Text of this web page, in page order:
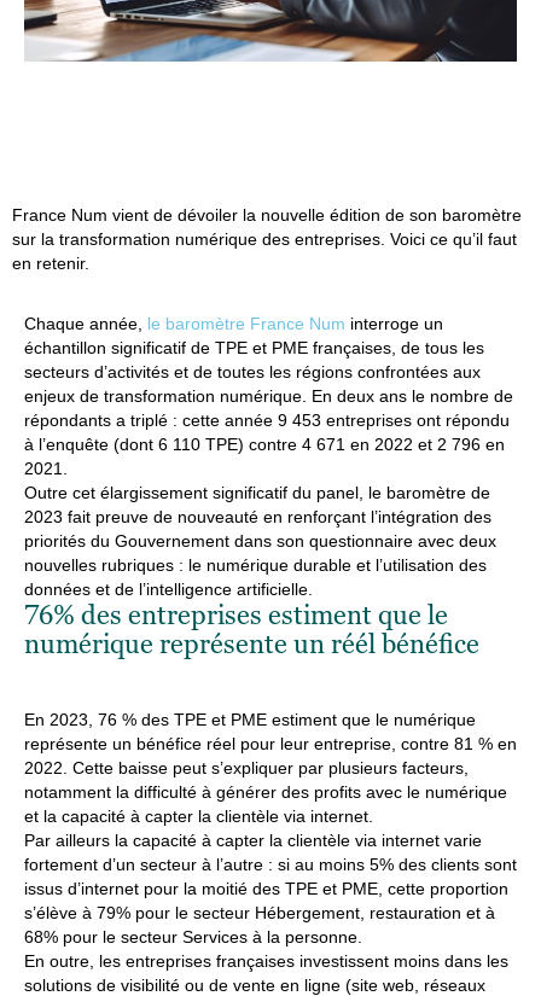
France Num vient de dévoiler la nouvelle édition de son baromètre
sur la transformation numérique des entreprises. Voici ce qu’il faut
en retenir.
Chaque année, le baromètre France Num interroge un
échantillon significatif de TPE et PME françaises, de tous les
secteurs d’activités et de toutes les régions confrontées aux
enjeux de transformation numérique. En deux ans le nombre de
répondants a triplé : cette année 9 453 entreprises ont répondu
à l’enquête (dont 6 110 TPE) contre 4 671 en 2022 et 2 796 en
2021.
Outre cet élargissement significatif du panel, le baromètre de
2023 fait preuve de nouveauté en renforçant l’intégration des
priorités du Gouvernement dans son questionnaire avec deux
nouvelles rubriques : le numérique durable et l’utilisation des
données et de l’intelligence artificielle.
76% des entreprises estiment que le
numérique représente un réél bénéfice
En 2023, 76 % des TPE et PME estiment que le numérique
représente un bénéfice réel pour leur entreprise, contre 81 % en
2022. Cette baisse peut s’expliquer par plusieurs facteurs,
notamment la difficulté à générer des profits avec le numérique
et la capacité à capter la clientèle via internet.
Par ailleurs la capacité à capter la clientèle via internet varie
fortement d’un secteur à l’autre : si au moins 5% des clients sont
issus d’internet pour la moitié des TPE et PME, cette proportion
s’élève à 79% pour le secteur Hébergement, restauration et à
68% pour le secteur Services à la personne.
En outre, les entreprises françaises investissent moins dans les
solutions de visibilité ou de vente en ligne (site web, réseaux